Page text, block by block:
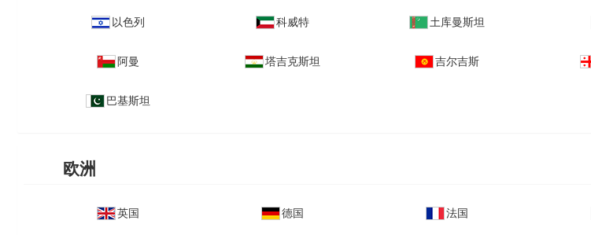
以色列 科威特 土库曼斯坦
阿曼 塔吉克斯坦 吉尔吉斯
巴基斯坦
欧洲
英国 德国 法国